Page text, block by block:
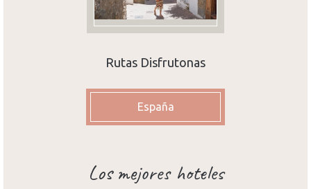
Rutas Disfrutonas
España
Los mejores hoteles